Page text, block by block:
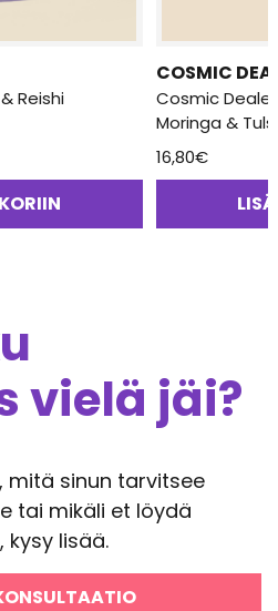
Reishi
COSMIC
Cosmic
16,80€
vielä jäi?
mitä sinun tarvitsee
tai mikäli et löydä
lisää.